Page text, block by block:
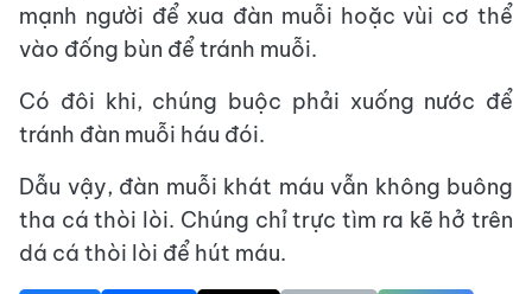
mạnh người để xua đàn muỗi hoặc vùi cơ thể
vào đống bùn để tránh muỗi.
Có đôi khi, chúng buộc phải xuống nước để
tránh đàn muỗi háu đói.
Dẫu vậy, đàn muỗi khát máu vẫn không buông
tha cá thòi lòi. Chúng chỉ trực tìm ra kẽ hở trên
dá cá thòi lòi để hút máu.